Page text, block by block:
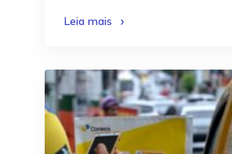
Leia mais